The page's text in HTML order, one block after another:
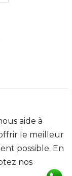
aide à
le meilleur
possible. En
nos